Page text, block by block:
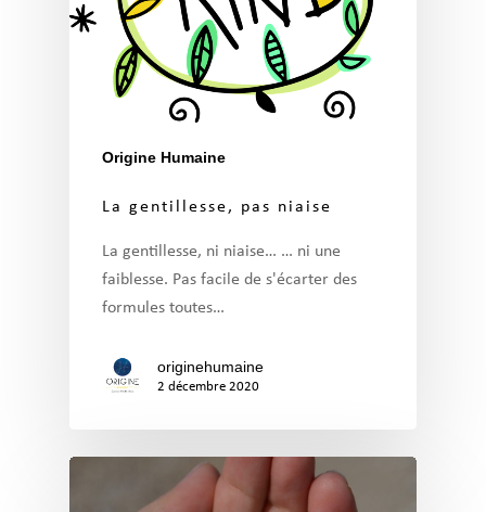
Origine Humaine
La gentillesse, pas niaise
La gentillesse, ni niaise… … ni une
faiblesse. Pas facile de s'écarter des
formules toutes…
originehumaine
2 décembre 2020